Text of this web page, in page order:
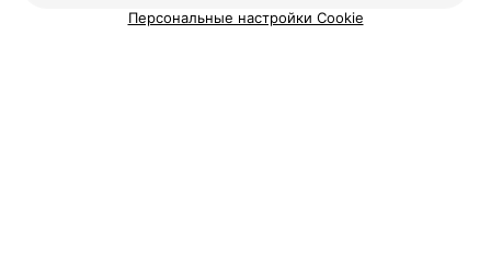
Медицинский маркетинг
Публичный договор
Персональные настройки Cookie